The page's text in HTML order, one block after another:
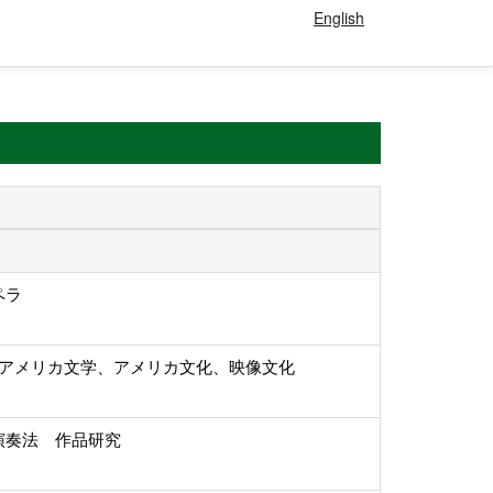
English
メリカ文学、アメリカ文化、映像文化
奏法 作品研究